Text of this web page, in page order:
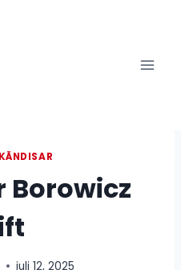
KÄNDISAR
Borowicz
juli 12, 2025